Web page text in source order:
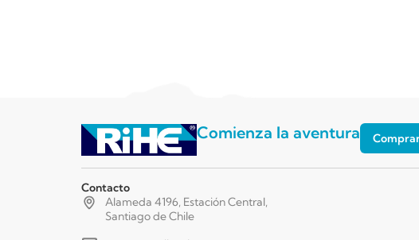
Comienza la aventura
Contacto
Alameda 4196, Estación Central,
Santiago de Chile